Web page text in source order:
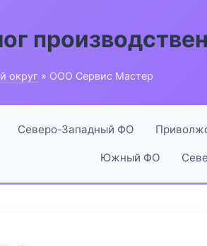
округ » ООО Сервис Мастер
Северо-Западный ФО
Южный ФО